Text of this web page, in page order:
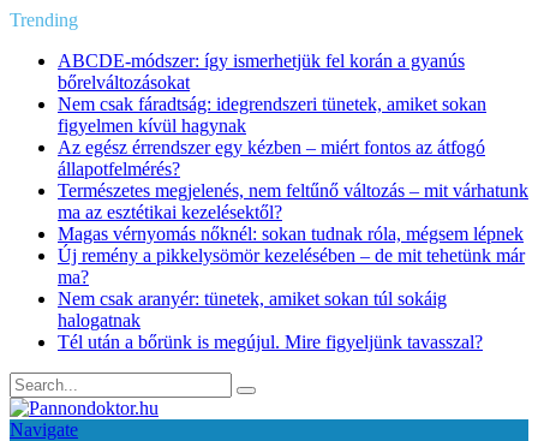
Trending
ABCDE‑módszer: így ismerhetjük fel korán a gyanús
bőrelváltozásokat
Nem csak fáradtság: idegrendszeri tünetek, amiket sokan
figyelmen kívül hagynak
Az egész érrendszer egy kézben – miért fontos az átfogó
állapotfelmérés?
Természetes megjelenés, nem feltűnő változás – mit várhatunk
ma az esztétikai kezelésektől?
Magas vérnyomás nőknél: sokan tudnak róla, mégsem lépnek
Új remény a pikkelysömör kezelésében – de mit tehetünk már
ma?
Nem csak aranyér: tünetek, amiket sokan túl sokáig
halogatnak
Tél után a bőrünk is megújul. Mire figyeljünk tavasszal?
Navigate